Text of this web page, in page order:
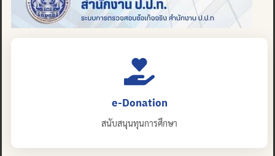
e-Donation
สนับสนุนทุนการศึกษา